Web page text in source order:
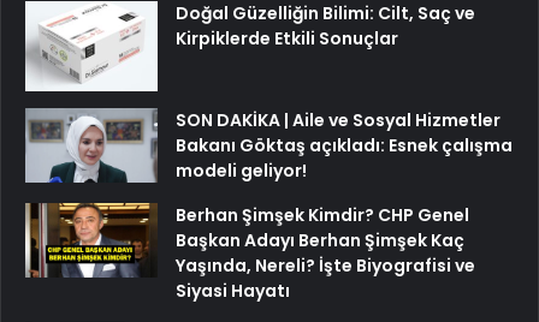
Doğal Güzelliğin Bilimi: Cilt, Saç ve
Kirpiklerde Etkili Sonuçlar
SON DAKİKA | Aile ve Sosyal Hizmetler
Bakanı Göktaş açıkladı: Esnek çalışma
modeli geliyor!
Berhan Şimşek Kimdir? CHP Genel
Başkan Adayı Berhan Şimşek Kaç
Yaşında, Nereli? İşte Biyografisi ve
Siyasi Hayatı